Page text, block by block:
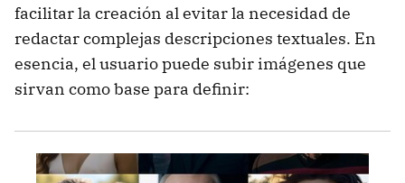
facilitar la creación al evitar la necesidad de
redactar complejas descripciones textuales. En
esencia, el usuario puede subir imágenes que
sirvan como base para definir: